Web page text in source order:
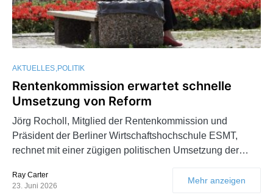
AKTUELLES POLITIK
Rentenkommission erwartet schnelle
Umsetzung von Reform
Jörg Rocholl, Mitglied der Rentenkommission und
Präsident der Berliner Wirtschaftshochschule ESMT,
rechnet mit einer zügigen politischen Umsetzung der…
Ray Carter
23. Juni 2026
Mehr anzeigen